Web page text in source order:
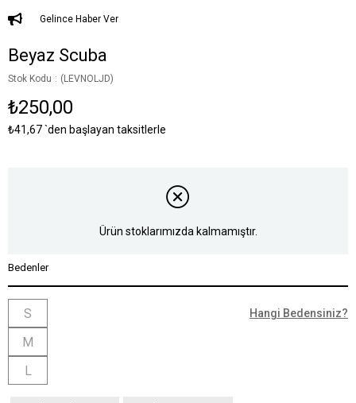
Gelince Haber Ver
Beyaz Scuba
Stok Kodu (LEVNOLJD)
₺250,00
₺41,67`den başlayan taksitlerle
Ürün stoklarımızda kalmamıştır.
Bedenler
S
M
L
Hangi Bedensiniz?